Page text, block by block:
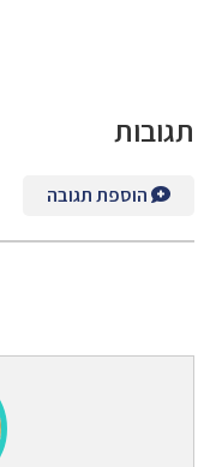
תגובות
הוספת תגובה